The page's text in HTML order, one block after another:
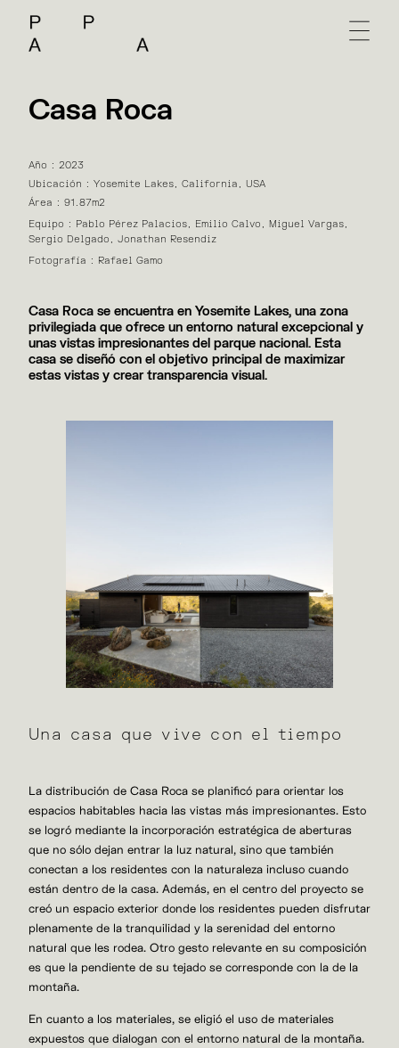
Casa Roca
Año : 2023
Ubicación : Yosemite Lakes, California, USA
Área : 91.87m2
Equipo : Pablo Pérez Palacios, Emilio Calvo, Miguel Vargas,
Sergio Delgado, Jonathan Resendiz
Fotografía : Rafael Gamo
Casa Roca se encuentra en Yosemite Lakes, una zona
privilegiada que ofrece un entorno natural excepcional y
unas vistas impresionantes del parque nacional. Esta
casa se diseñó con el objetivo principal de maximizar
estas vistas y crear transparencia visual.
Una casa que vive con el tiempo
La distribución de Casa Roca se planificó para orientar los
espacios habitables hacia las vistas más impresionantes. Esto
se logró mediante la incorporación estratégica de aberturas
que no sólo dejan entrar la luz natural, sino que también
conectan a los residentes con la naturaleza incluso cuando
están dentro de la casa. Además, en el centro del proyecto se
creó un espacio exterior donde los residentes pueden disfrutar
plenamente de la tranquilidad y la serenidad del entorno
natural que les rodea. Otro gesto relevante en su composición
es que la pendiente de su tejado se corresponde con la de la
montaña.
En cuanto a los materiales, se eligió el uso de materiales
expuestos que dialogan con el entorno natural de la montaña.